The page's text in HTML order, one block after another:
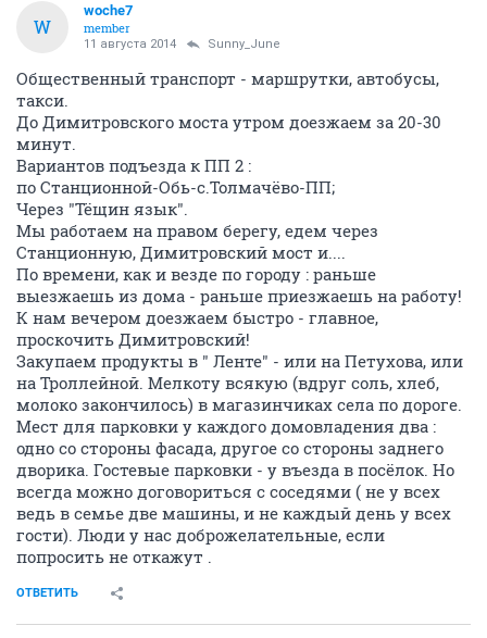
W
woche7
member
11 августа 2014 Sunny_June
Общественный транспорт - маршрутки, автобусы,
такси.
До Димитровского моста утром доезжаем за 20-30
минут.
Вариантов подъезда к ПП 2 :
по Станционной-Обь-с.Толмачёво-ПП;
Через "Тёщин язык".
Мы работаем на правом берегу, едем через
Станционную, Димитровский мост и....
По времени, как и везде по городу : раньше
выезжаешь из дома - раньше приезжаешь на работу!
К нам вечером доезжаем быстро - главное,
проскочить Димитровский!
Закупаем продукты в " Ленте" - или на Петухова, или
на Троллейной. Мелкоту всякую (вдруг соль, хлеб,
молоко закончилось) в магазинчиках села по дороге.
Мест для парковки у каждого домовладения два :
одно со стороны фасада, другое со стороны заднего
дворика. Гостевые парковки - у въезда в посёлок. Но
всегда можно договориться с соседями ( не у всех
ведь в семье две машины, и не каждый день у всех
гости). Люди у нас доброжелательные, если
попросить не откажут .
ОТВЕТИТЬ